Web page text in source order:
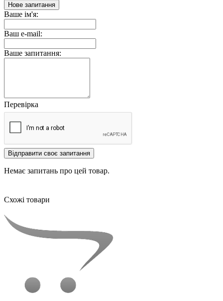
Нове запитання
Ваше ім'я:
Ваш e-mail:
Ваше запитання:
Перевірка
Відправити своє запитання
Немає запитань про цей товар.
Схожі товари